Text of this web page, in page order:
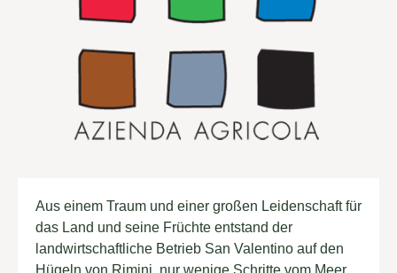
Aus einem Traum und einer großen Leidenschaft für
das Land und seine Früchte entstand der
landwirtschaftliche Betrieb San Valentino auf den